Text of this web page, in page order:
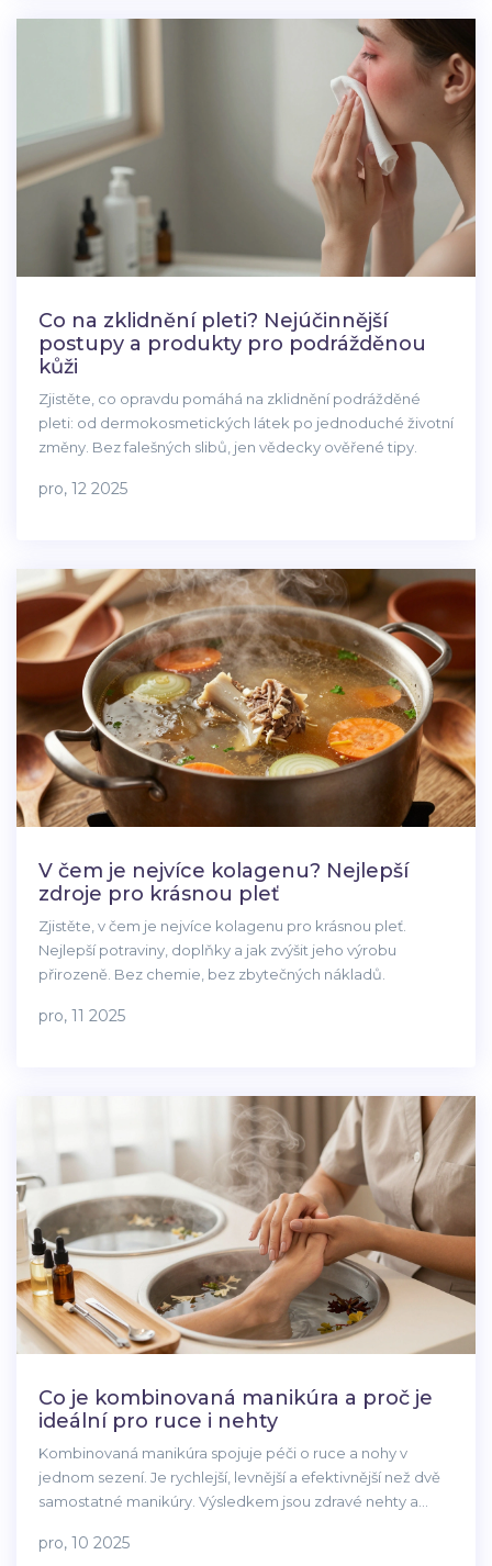
Co na zklidnění pleti? Nejúčinnější
postupy a produkty pro podrážděnou
kůži
Zjistěte, co opravdu pomáhá na zklidnění podrážděné
pleti: od dermokosmetických látek po jednoduché životní
změny. Bez falešných slibů, jen vědecky ověřené tipy.
pro, 12 2025
V čem je nejvíce kolagenu? Nejlepší
zdroje pro krásnou pleť
Zjistěte, v čem je nejvíce kolagenu pro krásnou pleť.
Nejlepší potraviny, doplňky a jak zvýšit jeho výrobu
přirozeně. Bez chemie, bez zbytečných nákladů.
pro, 11 2025
Co je kombinovaná manikúra a proč je
ideální pro ruce i nehty
Kombinovaná manikúra spojuje péči o ruce a nohy v
jednom sezení. Je rychlejší, levnější a efektivnější než dvě
samostatné manikúry. Výsledkem jsou zdravé nehty a
pro, 10 2025